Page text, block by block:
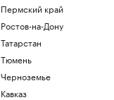
Пермский край
Ростов-на-Дону
Татарстан
Тюмень
Черноземье
Кавказ